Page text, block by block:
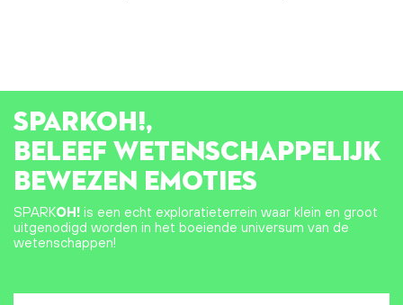
SPARKOH!,
BELEEF WETENSCHAPPELIJK
BEWEZEN EMOTIES
SPARKOH! is een echt exploratieterrein waar klein en groot
uitgenodigd worden in het boeiende universum van de
wetenschappen!